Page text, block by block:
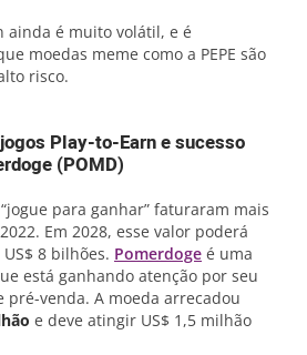
ainda é muito volátil, e é
moedas meme como a PEPE são
risco.
Play-to-Earn e sucesso
(POMD)
para ganhar” faturaram mais
Em 2028, esse valor poderá
8 bilhões. Pomerdoge é uma
está ganhando atenção por seu
venda. A moeda arrecadou
e deve atingir US$ 1,5 milhão